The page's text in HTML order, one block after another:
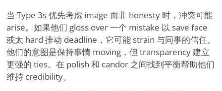
当 Type 3s 优先考虑 image 而非 honesty 时，冲突可能
arise。如果他们 gloss over 一个 mistake 以 save face
或太 hard 推动 deadline，它可能 strain 与同事的信任。
他们的意图是保持事情 moving，但 transparency 建立
更强的 ties。在 polish 和 candor 之间找到平衡帮助他们
维持 credibility。